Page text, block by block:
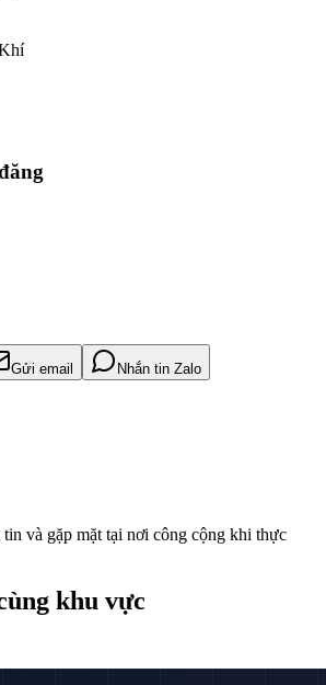
Gửi email Nhắn tin Zalo
và gặp mặt tại nơi công cộng khi thực
khu vực